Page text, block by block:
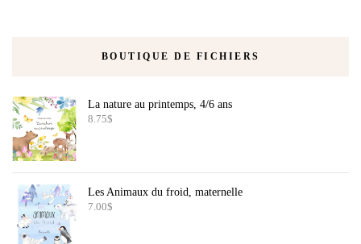
BOUTIQUE DE FICHIERS
La nature au printemps, 4/6 ans
8.75$
Les Animaux du froid, maternelle
7.00$